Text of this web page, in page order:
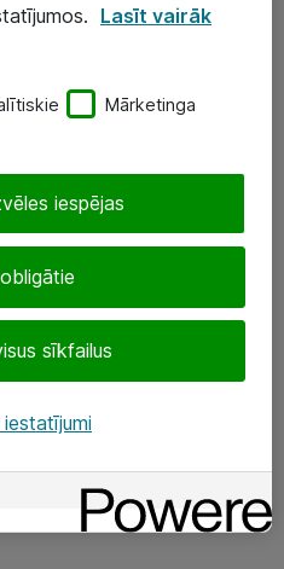
Lasīt vairāk
Mārketinga
sīkfailus
iespējas